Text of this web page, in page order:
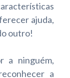
ajuda,
outro!
a ninguém,
a